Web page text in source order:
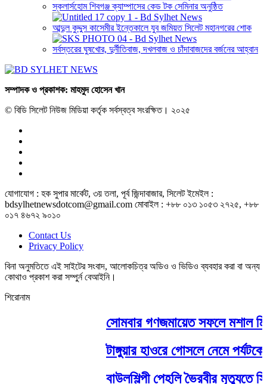
স্কলার্সহোম শিবগঞ্জ ক্যাম্পাসের কেড টক সেমিনার অনুষ্ঠিত
আব্দুল কুদ্দুস কাসেমীর ইন্তেকালে যুব জমিয়ত সিলেট মহানগরের শোক
সর্বস্তরের ঘুষখোর, দুর্নীতিবাজ, দখলবাজ ও চাঁদাবাজদের বর্জনের আহ্বান
সম্পাদক ও প্রকাশক: মাহমুদ হোসেন খান
© বিডি সিলেট নিউজ মিডিয়া কর্তৃক সর্বস্বত্ব সংরক্ষিত। ২০২৫
যোগাযোগ : হক সুপার মার্কেট, ৩য় তলা, পূর্ব জিন্দাবাজার, সিলেট ইমেইল :
bdsylhetnewsdotcom@gmail.com মোবাইল : +৮৮ ০১৩ ১০৫৩ ২৭২৫, +৮৮
০১৭ ৪৬৭২ ৯০১০
Contact Us
Privacy Policy
বিনা অনুমতিতে এই সাইটের সংবাদ, আলোকচিত্র অডিও ও ভিডিও ব্যবহার করা বা অন্য
কোথাও প্রকাশ করা সম্পুর্ন বেআইনি।
শিরোনাম
সোমবার গণজমায়েত সফলে মশাল
টাঙ্গুয়ার হাওরে গোসলে নেমে
বাউলশিল্পী পেহলি ভৈরবীর মৃত্যুতে